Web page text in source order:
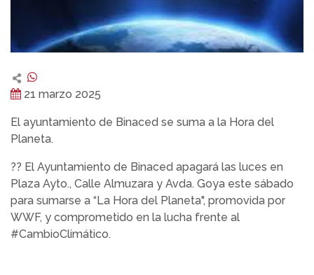
21 marzo 2025
El ayuntamiento de Binaced se suma a la Hora del
Planeta.
?? El Ayuntamiento de Binaced apagará las luces en
Plaza Ayto., Calle Almuzara y Avda. Goya este sábado
para sumarse a “La Hora del Planeta", promovida por
WWF, y comprometido en la lucha frente al
#CambioClimático.